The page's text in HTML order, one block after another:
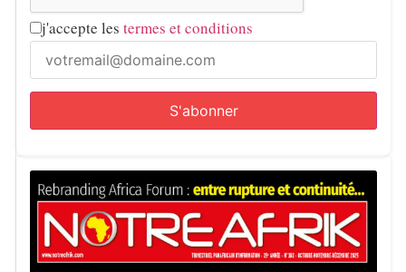
j'accepte les termes et conditions